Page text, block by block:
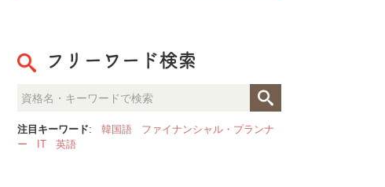
フリーワード検索
注目キーワード: 韓国語
ファイナンシャル・プランナ
ー
IT 英語